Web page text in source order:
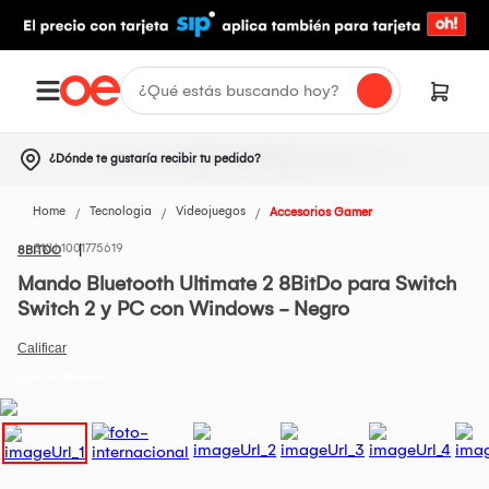
¿Dónde te gustaría recibir tu pedido?
Home Tecnologia Videojuegos Accesorios Gamer
8BITDO1001775619
Mando Bluetooth Ultimate 2 8BitDo para Switch
Switch 2 y PC con Windows - Negro